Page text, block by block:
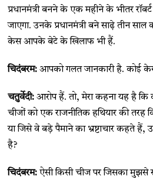
प्रधानमंत्री बनने के एक महीने के भीतर रॉबर्ट
जाएगा. उनके प्रधानमंत्री बने साढ़े तीन
केस आपके बेटे के खिलाफ भी हैं.
चिदंबरम: आपको गलत जानकारी है. कोई
चतुर्वेदी: आरोप हैं. तो, मेरा कहना यह है
चीजों को एक राजनीतिक हथियार की तरह
या जिसे वे बड़े पैमाने का भ्रष्टाचार कहते हैं,
है?
चिदंबरम: ऐसी किसी चीज पर जिसका मुझसे